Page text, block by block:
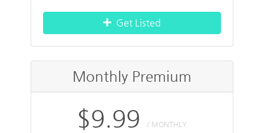
Get Listed
Monthly Premium
$9.99 / MONTHLY